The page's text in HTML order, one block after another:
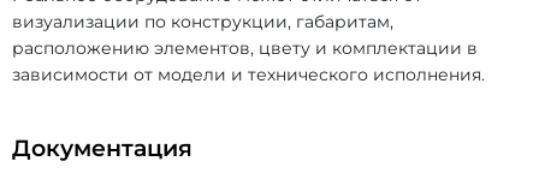
визуализации по конструкции, габаритам,
расположению элементов, цвету и комплектации в
зависимости от модели и технического исполнения.
Документация